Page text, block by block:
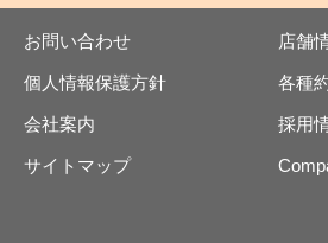
お問い合わせ 店舗
個人情報保護方針 各種
会社案内 採用
サイトマップ